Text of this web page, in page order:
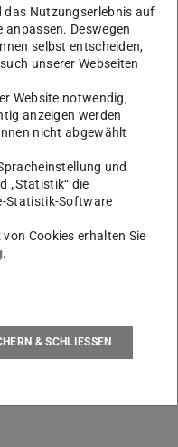
Technologie
Nutzungserlebnis auf
anpassen. Deswegen
selbst entscheiden,
unserer Webseiten
Website notwendig,
anzeigen werden
nicht abgewählt
und
„Statistik“ die
Statistik-Software
Cookies erhalten Sie
.
& SCHLIESSEN